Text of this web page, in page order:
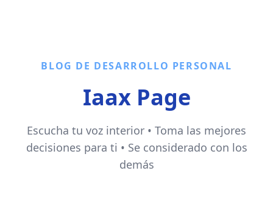
BLOG DE DESARROLLO PERSONAL
Iaax Page
Escucha tu voz interior • Toma las mejores
decisiones para ti • Se considerado con los
demás